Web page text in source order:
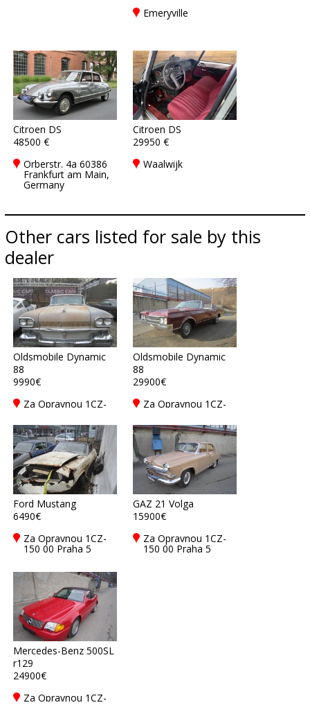
Emeryville
Citroen DS
48500 €
Orberstr. 4a 60386
Frankfurt am Main,
Germany
Citroen DS
29950 €
Waalwijk
Other cars listed for sale by this
dealer
Oldsmobile Dynamic
88
9990€
Za Opravnou 1CZ-
Oldsmobile Dynamic
88
29900€
Za Opravnou 1CZ-
Ford Mustang
6490€
Za Opravnou 1CZ-
150 00 Praha 5
GAZ 21 Volga
15900€
Za Opravnou 1CZ-
150 00 Praha 5
Mercedes-Benz 500SL
r129
24900€
Za Opravnou 1CZ-